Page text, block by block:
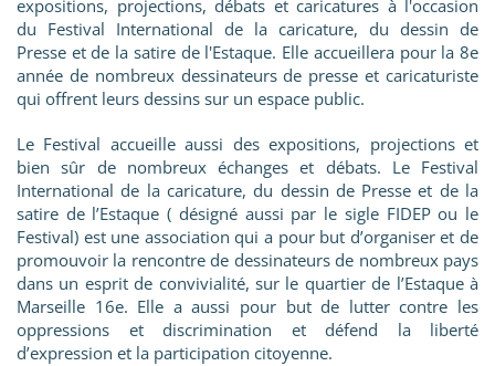
expositions, projections, débats et caricatures à l'occasion
du Festival International de la caricature, du dessin de
Presse et de la satire de l'Estaque. Elle accueillera pour la 8e
année de nombreux dessinateurs de presse et caricaturiste
qui offrent leurs dessins sur un espace public.
Le Festival accueille aussi des expositions, projections et
bien sûr de nombreux échanges et débats. Le Festival
International de la caricature, du dessin de Presse et de la
satire de l’Estaque ( désigné aussi par le sigle FIDEP ou le
Festival) est une association qui a pour but d’organiser et de
promouvoir la rencontre de dessinateurs de nombreux pays
dans un esprit de convivialité, sur le quartier de l’Estaque à
Marseille 16e. Elle a aussi pour but de lutter contre les
oppressions et discrimination et défend la liberté
d’expression et la participation citoyenne.